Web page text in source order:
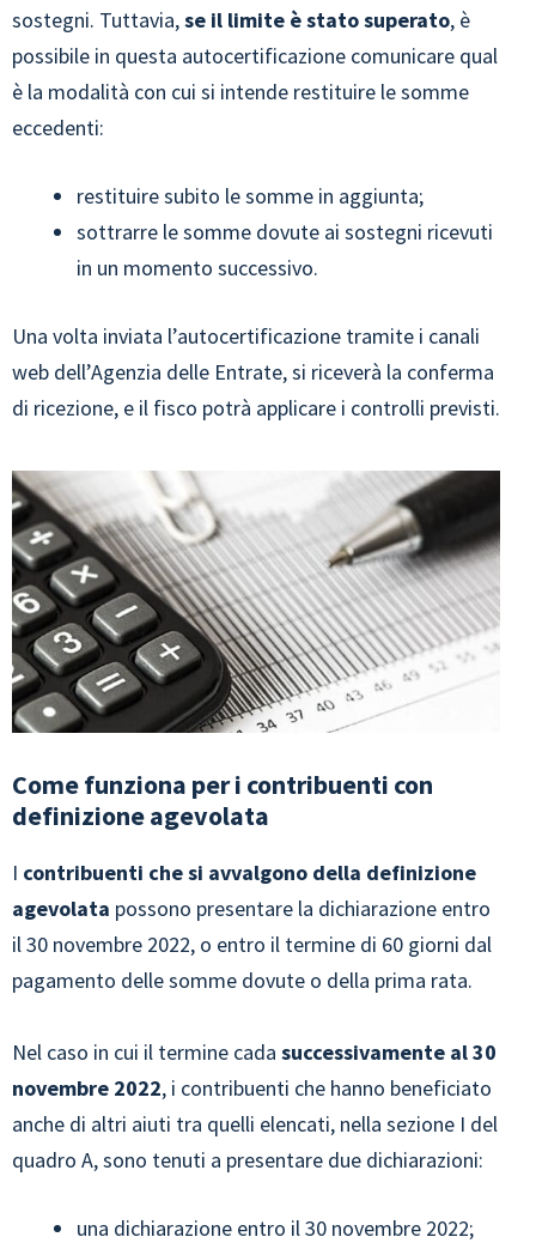
sostegni. Tuttavia,se il limite è stato superato, è
possibile in questa autocertificazione comunicare qual
è la modalità con cui si intende restituire le somme
eccedenti:
restituire subito le somme in aggiunta;
sottrarre le somme dovute ai sostegni ricevuti
in un momento successivo.
Una volta inviata l’autocertificazione tramite i canali
web dell’Agenzia delle Entrate, si riceverà la conferma
di ricezione, e il fisco potrà applicare i controlli previsti.
Come funziona per i contribuenti con
definizione agevolata
I contribuenti che si avvalgono della definizione
agevolata possono presentare la dichiarazione entro
il 30 novembre 2022, o entro il termine di 60 giorni dal
pagamento delle somme dovute o della prima rata.
Nel caso in cui il termine cada successivamente al 30
novembre 2022, i contribuenti che hanno beneficiato
anche di altri aiuti tra quelli elencati, nella sezione I del
quadro A, sono tenuti a presentare due dichiarazioni:
una dichiarazione entro il 30 novembre 2022;